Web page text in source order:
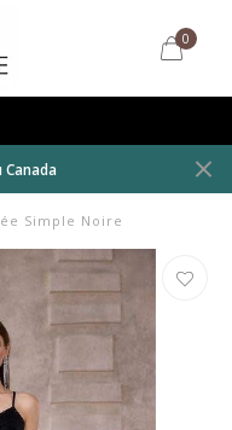
0
Simple Noire